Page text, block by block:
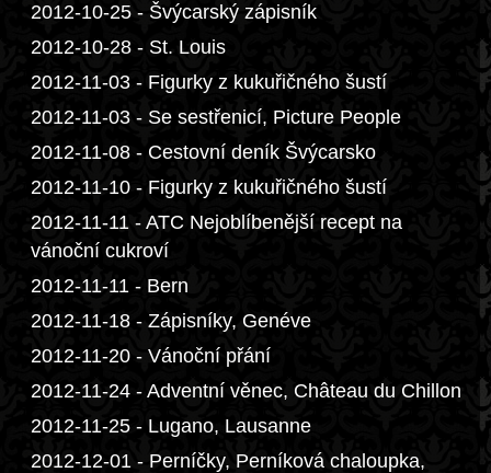
2012-10-25 - Švýcarský zápisník
2012-10-28 - St. Louis
2012-11-03 - Figurky z kukuřičného šustí
2012-11-03 - Se sestřenicí, Picture People
2012-11-08 - Cestovní deník Švýcarsko
2012-11-10 - Figurky z kukuřičného šustí
2012-11-11 - ATC Nejoblíbenější recept na
vánoční cukroví
2012-11-11 - Bern
2012-11-18 - Zápisníky, Genéve
2012-11-20 - Vánoční přání
2012-11-24 - Adventní věnec, Château du Chillon
2012-11-25 - Lugano, Lausanne
2012-12-01 - Perníčky, Perníková chaloupka,